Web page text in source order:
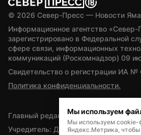
© 2026 Север-Пресс — Новости
Информационное агентство «Север-
зарегистрировано в Федеральной
сфере связи, информационных
коммуникаций (Роскомнадзор) 09
Свидетельство о регистрации ИА
Политика конфиденциальности.
Главный редактор — А.Л. Поздеев
Учредитель: Департамент
Мы используем
Мы используем cookie-
Яндекс.Метрика,